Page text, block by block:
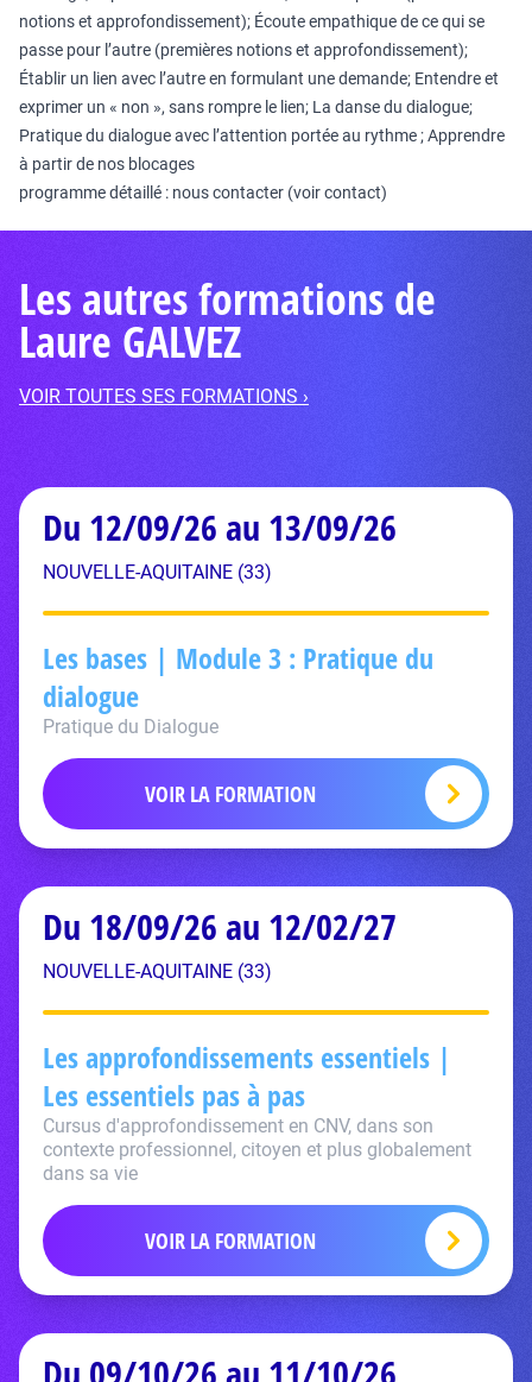
notions et approfondissement); Écoute empathique de ce qui se
passe pour l’autre (premières notions et approfondissement);
Établir un lien avec l’autre en formulant une demande; Entendre et
exprimer un « non », sans rompre le lien; La danse du dialogue;
Pratique du dialogue avec l’attention portée au rythme ; Apprendre
à partir de nos blocages
programme détaillé : nous contacter (voir contact)
Les autres formations de
Laure GALVEZ
VOIR TOUTES SES FORMATIONS ›
Du 12/09/26 au 13/09/26
NOUVELLE-AQUITAINE (33)
Les bases | Module 3 : Pratique du
dialogue
Pratique du Dialogue
VOIR LA FORMATION
Du 18/09/26 au 12/02/27
NOUVELLE-AQUITAINE (33)
Les approfondissements essentiels |
Les essentiels pas à pas
Cursus d'approfondissement en CNV, dans son
contexte professionnel, citoyen et plus globalement
dans sa vie
VOIR LA FORMATION